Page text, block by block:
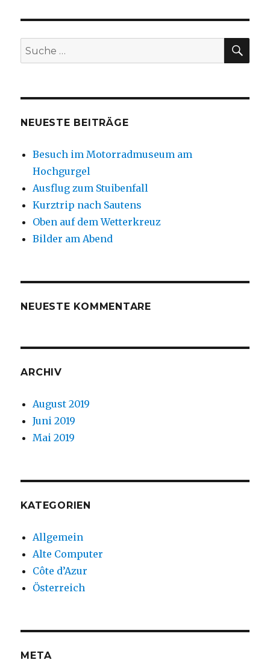
Suche
nach:
NEUESTE BEITRÄGE
Besuch im Motorradmuseum am
Hochgurgel
Ausflug zum Stuibenfall
Kurztrip nach Sautens
Oben auf dem Wetterkreuz
Bilder am Abend
NEUESTE KOMMENTARE
ARCHIV
August 2019
Juni 2019
Mai 2019
KATEGORIEN
Allgemein
Alte Computer
Côte d’Azur
Österreich
META